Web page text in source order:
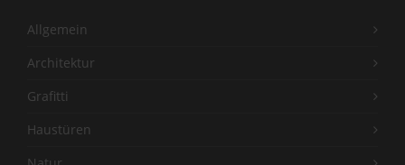
Allgemein
Architektur
Grafitti
Haustüren